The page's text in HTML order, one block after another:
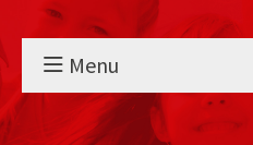
Menu